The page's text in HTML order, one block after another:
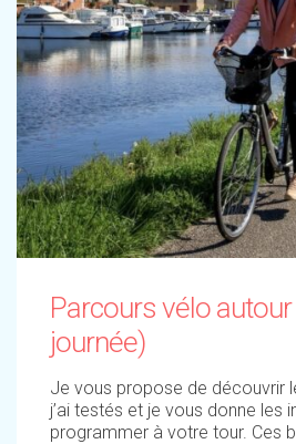
Parcours vélo autour
journée)
Je vous propose de découvrir
j’ai testés et je vous donne les
programmer à votre tour. Ces